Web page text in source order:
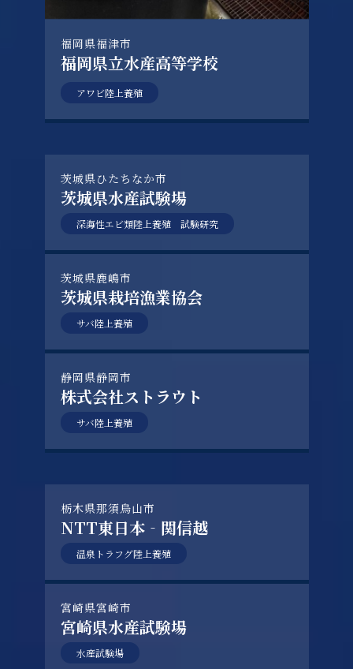
福岡県福津市
福岡県立水産高等学校
アワビ陸上養殖
茨城県ひたちなか市
茨城県水産試験場
深海性エビ類陸上養殖 試験研究
茨城県鹿嶋市
茨城県栽培漁業協会
サバ陸上養殖
静岡県静岡市
株式会社ストラウト
サバ陸上養殖
栃木県那須烏山市
NTT東日本‐関信越
温泉トラフグ陸上養殖
宮崎県宮崎市
宮崎県水産試験場
水産試験場